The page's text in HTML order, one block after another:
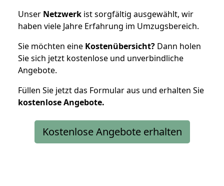
Unser Netzwerk ist sorgfältig ausgewählt, wir
haben viele Jahre Erfahrung im Umzugsbereich.
Sie möchten eine Kostenübersicht? Dann holen
Sie sich jetzt kostenlose und unverbindliche
Angebote.
Füllen Sie jetzt das Formular aus und erhalten Sie
kostenloseAngebote.
Kostenlose Angebote erhalten